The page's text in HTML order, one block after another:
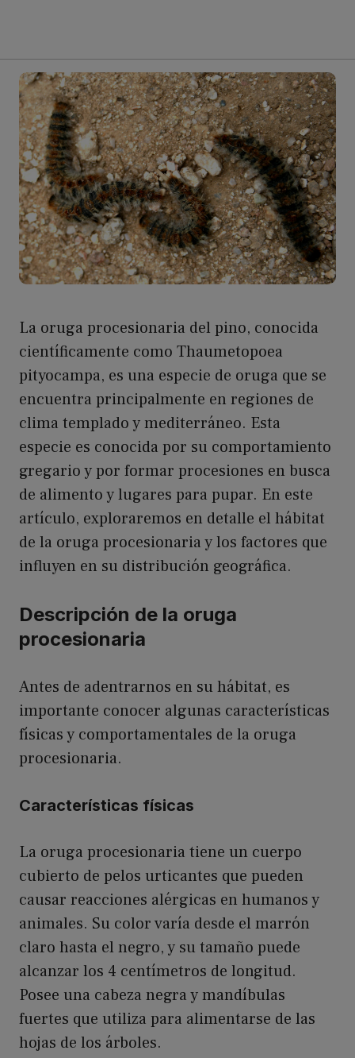
La oruga procesionaria del pino, conocida
científicamente como Thaumetopoea
pityocampa, es una especie de oruga que se
encuentra principalmente en regiones de
clima templado y mediterráneo. Esta
especie es conocida por su comportamiento
gregario y por formar procesiones en busca
de alimento y lugares para pupar. En este
artículo, exploraremos en detalle el hábitat
de la oruga procesionaria y los factores que
influyen en su distribución geográfica.
Descripción de la oruga
procesionaria
Antes de adentrarnos en su hábitat, es
importante conocer algunas características
físicas y comportamentales de la oruga
procesionaria.
Características físicas
La oruga procesionaria tiene un cuerpo
cubierto de pelos urticantes que pueden
causar reacciones alérgicas en humanos y
animales. Su color varía desde el marrón
claro hasta el negro, y su tamaño puede
alcanzar los 4 centímetros de longitud.
Posee una cabeza negra y mandíbulas
fuertes que utiliza para alimentarse de las
hojas de los árboles.